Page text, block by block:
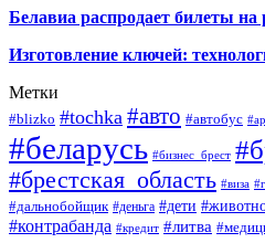
Белавиа распродает билеты
Изготовление ключей:
Метки
#blizko #tochka #авто #автобус
#беларусь #бизнес_брест
#брестская_область #виза
#дальнобойщик #деньга #дети
#контрабанда #кредит #литва